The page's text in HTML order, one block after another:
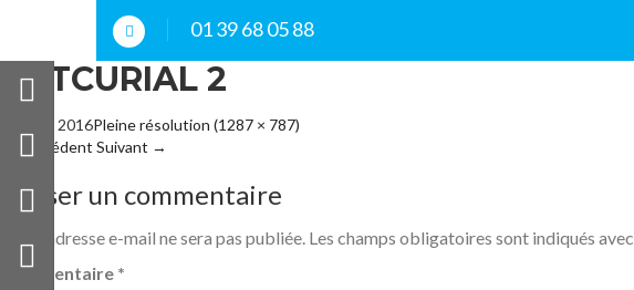
01 39 68 05 88
ARTCURIAL 2
10 mars 2016Pleine résolution (1287 × 787)
Précédent Suivant →
Laisser un commentaire
Votre adresse e-mail ne sera pas publiée. Les champs obligatoires sont indiqués avec
Commentaire *